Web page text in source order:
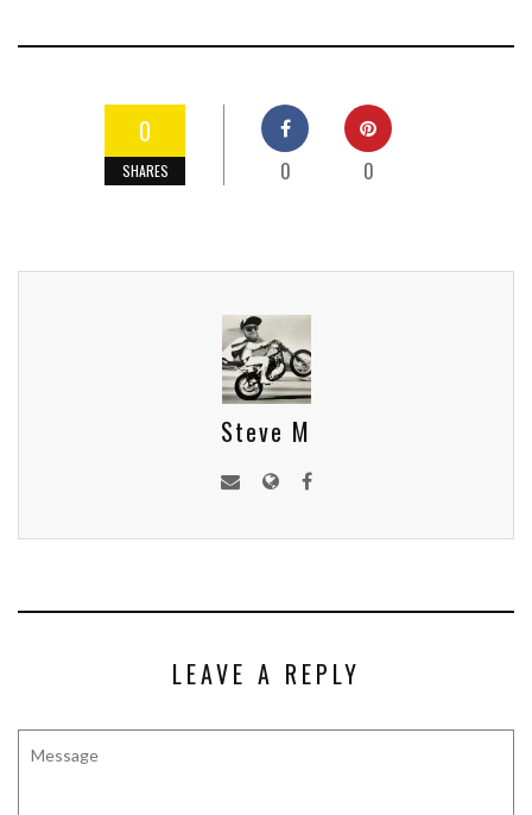
0
SHARES 0 0
Steve M
LEAVE A REPLY